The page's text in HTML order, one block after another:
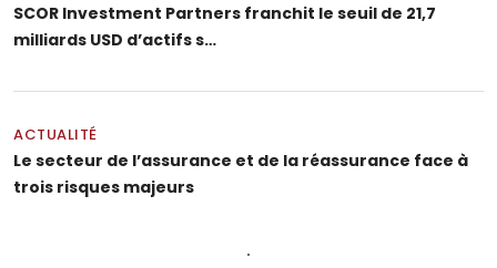
SCOR Investment Partners franchit le seuil de 21,7
milliards USD d’actifs s…
ACTUALITÉ
Le secteur de l’assurance et de la réassurance face à
trois risques majeurs